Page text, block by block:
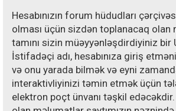
Hesabınızın forum hüdudları
olması üçün sizdən toplanacaq olan
tamını sizin müəyyənləşdirdiyiniz bir
İstifadəçi adı, hesabınıza giriş
və onu yarada bilmək və eyni
interaktivliyinizi təmin etmək üçün
elektron poçt ünvanı təşkil edəcəkdir.